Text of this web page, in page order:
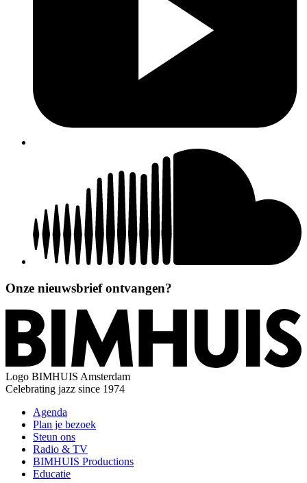
Onze nieuwsbrief ontvangen?
Logo BIMHUIS Amsterdam
Celebrating jazz since 1974
Agenda
Plan je bezoek
Steun ons
Radio & TV
BIMHUIS Productions
Educatie